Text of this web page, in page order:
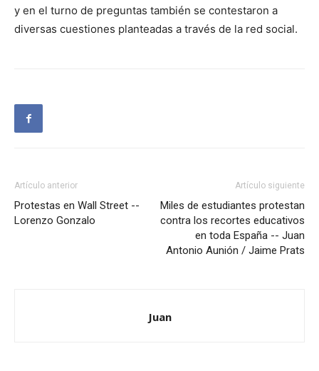
y en el turno de preguntas también se contestaron a
diversas cuestiones planteadas a través de la red social.
Artículo anterior
Protestas en Wall Street --
Lorenzo Gonzalo
Artículo siguiente
Miles de estudiantes protestan
contra los recortes educativos
en toda España -- Juan
Antonio Aunión / Jaime Prats
Juan